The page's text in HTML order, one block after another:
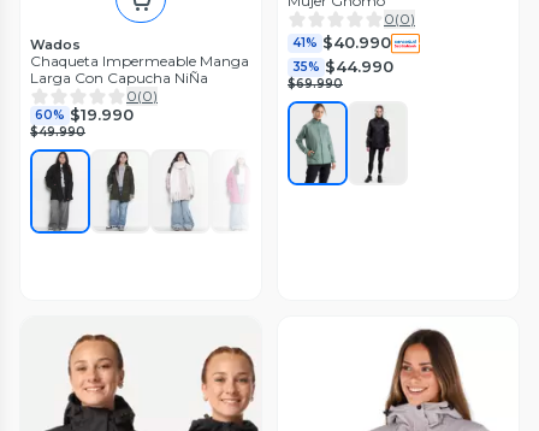
Wados
Chaqueta Impermeable Manga
Larga Con Capucha NiÑa
0(0)
60% $19.990
$49.990
0(0)
41% $40.990
35% $44.990
$69.990